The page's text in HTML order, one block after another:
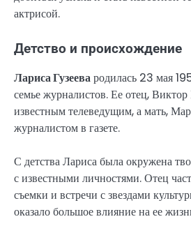
актрисой.
Детство и происхождение
Лариса Гузеевародилась 23 мая
семье журналистов. Ее отец, Виктор
известным телеведущим, а мать,
журналистом в газете.
С детства Лариса была окружена
с известными личностями. Отец
съемки и встречи с звездами
оказало большое влияние на ее